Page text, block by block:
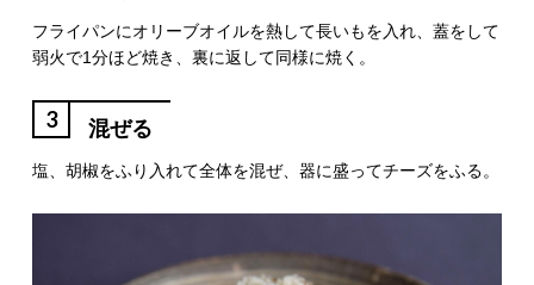
フライパンにオリーブオイルを熱して長いもを入れ、蓋をして
弱火で1分ほど焼き、裏に返して同様に焼く。
3 混ぜる
塩、胡椒をふり入れて全体を混ぜ、器に盛ってチーズをふる。